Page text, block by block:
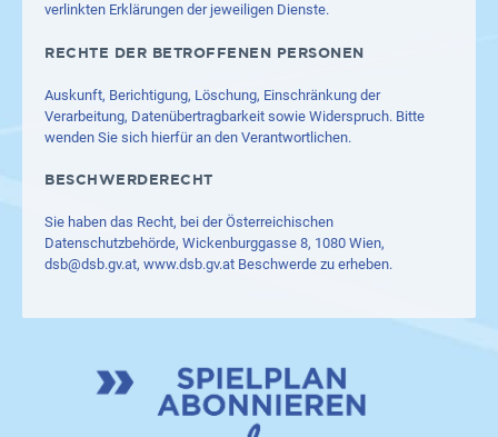
verlinkten Erklärungen der jeweiligen Dienste.
RECHTE DER BETROFFENEN PERSONEN
Auskunft, Berichtigung, Löschung, Einschränkung der
Verarbeitung, Datenübertragbarkeit sowie Widerspruch. Bitte
wenden Sie sich hierfür an den Verantwortlichen.
BESCHWERDERECHT
Sie haben das Recht, bei der Österreichischen
Datenschutzbehörde, Wickenburggasse 8, 1080 Wien,
dsb@dsb.gv.at, www.dsb.gv.at Beschwerde zu erheben.